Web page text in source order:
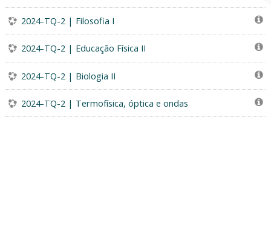
2024-TQ-2 | Filosofia I
2024-TQ-2 | Educação Física II
2024-TQ-2 | Biologia II
2024-TQ-2 | Termofísica, óptica e ondas